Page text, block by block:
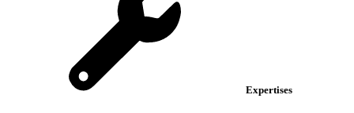
Expertises